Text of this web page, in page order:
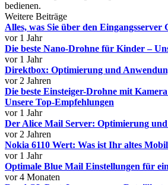
bedienen.
Weitere Beiträge
Alles, was Sie über den Eingangsserver
vor 1 Jahr
Die beste Nano-Drohne für Kinder –
vor 1 Jahr
Direktbox: Optimierung und
vor 2 Jahren
Die beste Einsteiger-Drohne mit
Unsere Top-Empfehlungen
vor 1 Jahr
Der Alice Mail Server: Optimierung
vor 2 Jahren
Nokia 6110 Wert: Was ist Ihr altes
vor 1 Jahr
Optimale Blue Mail Einstellungen für
vor 4 Monaten